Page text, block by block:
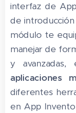
interfaz de
de
módulo te
manejar de
y avanzadas,
aplicaciones
diferentes
en App